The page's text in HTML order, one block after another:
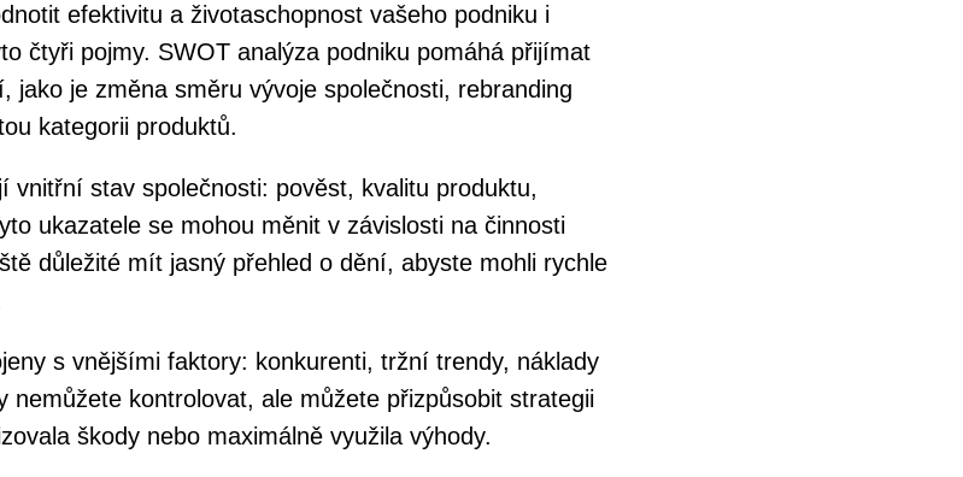
efektivitu a životaschopnost vašeho podniku i
čtyři pojmy. SWOT analýza podniku pomáhá přijímat
jako je změna směru vývoje společnosti, rebranding
kategorii produktů.
vnitřní stav společnosti: pověst, kvalitu produktu,
ukazatele se mohou měnit v závislosti na činnosti
důležité mít jasný přehled o dění, abyste mohli rychle
s vnějšími faktory: konkurenti, tržní trendy, náklady
nemůžete kontrolovat, ale můžete přizpůsobit strategii
škody nebo maximálně využila výhody.